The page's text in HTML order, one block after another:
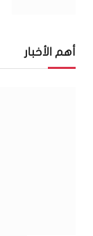
أهم الأخبار